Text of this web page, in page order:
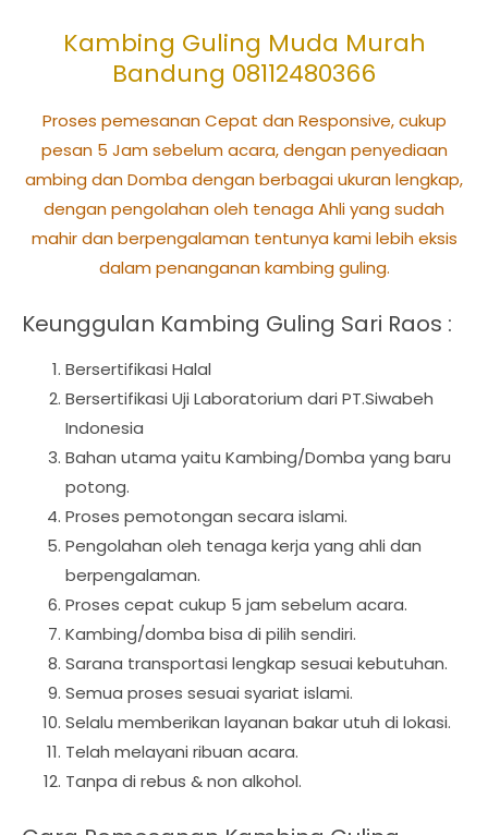
Kambing Guling Muda Murah
Bandung 08112480366
Proses pemesanan Cepat dan Responsive, cukup
pesan 5 Jam sebelum acara, dengan penyediaan
ambing dan Domba dengan berbagai ukuran lengkap,
dengan pengolahan oleh tenaga Ahli yang sudah
mahir dan berpengalaman tentunya kami lebih eksis
dalam penanganan kambing guling.
Keunggulan Kambing Guling Sari Raos :
Bersertifikasi Halal
Bersertifikasi Uji Laboratorium dari PT.Siwabeh
Indonesia
Bahan utama yaitu Kambing/Domba yang baru
potong.
Proses pemotongan secara islami.
Pengolahan oleh tenaga kerja yang ahli dan
berpengalaman.
Proses cepat cukup 5 jam sebelum acara.
Kambing/domba bisa di pilih sendiri.
Sarana transportasi lengkap sesuai kebutuhan.
Semua proses sesuai syariat islami.
Selalu memberikan layanan bakar utuh di lokasi.
Telah melayani ribuan acara.
Tanpa di rebus & non alkohol.